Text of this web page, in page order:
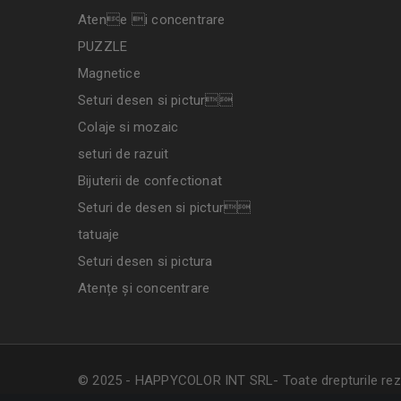
Atene i concentrare
PUZZLE
Magnetice
Seturi desen si pictur
Colaje si mozaic
seturi de razuit
Bijuterii de confectionat
Seturi de desen si pictur
tatuaje
Seturi desen si pictura
Atențe și concentrare
© 2025 - HAPPYCOLOR INT SRL- Toate drepturile